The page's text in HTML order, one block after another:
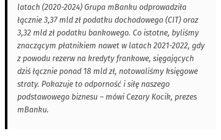
latach (2020-2024) Grupa mBanku odprowadziła
łącznie 3,37 mld zł podatku dochodowego (CIT) oraz
3,32 mld zł podatku bankowego. Co istotne, byliśmy
znaczącym płatnikiem nawet w latach 2021-2022, gdy
z powodu rezerw na kredyty frankowe, sięgających
dziś łącznie ponad 18 mld zł, notowaliśmy księgowe
straty. Pokazuje to odporność i siłę naszego
podstawowego biznesu – mówi Cezary Kocik, prezes
mBanku.